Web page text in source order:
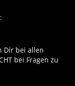
Dir bei allen
bei Fragen zu